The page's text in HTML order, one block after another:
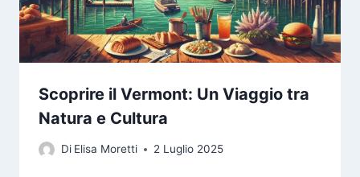
Scoprire il Vermont: Un Viaggio tra
Natura e Cultura
Di Elisa Moretti 2 Luglio 2025